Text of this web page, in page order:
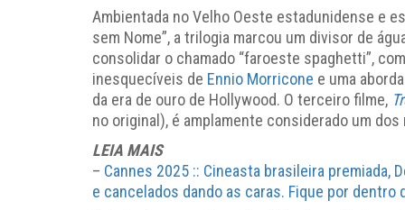
Ambientada no Velho Oeste estadunidense e
sem Nome”, a trilogia marcou um divisor de
consolidar o chamado “faroeste spaghetti”,
inesquecíveis de Ennio Morricone e uma
da era de ouro de Hollywood. O terceiro filme,
no original), é amplamente considerado um
LEIA MAIS
– Cannes 2025 :: Cineasta brasileira premiada,
e cancelados dando as caras. Fique por